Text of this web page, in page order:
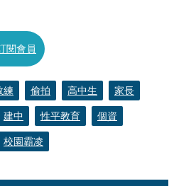
閱會員
練 偷拍 高中生
家長
建中 性平教育
個資
校園霸凌